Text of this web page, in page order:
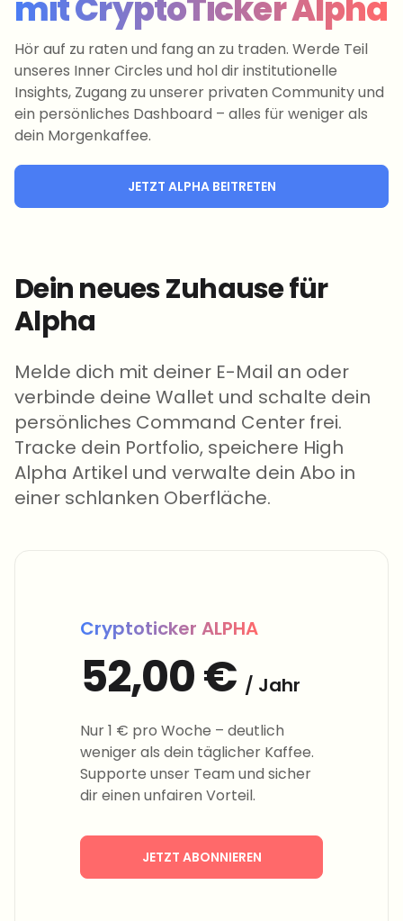
mit CryptoTicker Alpha
Hör auf zu raten und fang an zu traden. Werde Teil
unseres Inner Circles und hol dir institutionelle
Insights, Zugang zu unserer privaten Community und
ein persönliches Dashboard – alles für weniger als
dein Morgenkaffee.
JETZT ALPHA BEITRETEN
Dein neues Zuhause für
Alpha
Melde dich mit deiner E-Mail an oder
verbinde deine Wallet und schalte dein
persönliches Command Center frei.
Tracke dein Portfolio, speichere High
Alpha Artikel und verwalte dein Abo in
einer schlanken Oberfläche.
Cryptoticker ALPHA
52,00 € / Jahr
Nur 1 € pro Woche – deutlich
weniger als dein täglicher Kaffee.
Supporte unser Team und sicher
dir einen unfairen Vorteil.
JETZT ABONNIEREN